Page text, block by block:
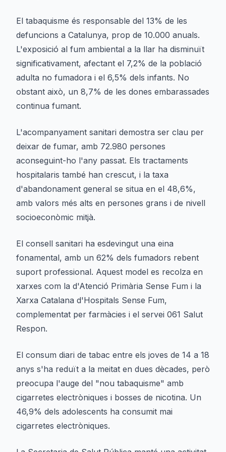
El tabaquisme és responsable del 13% de les
defuncions a Catalunya, prop de 10.000 anuals.
L'exposició al fum ambiental a la llar ha disminuït
significativament, afectant el 7,2% de la població
adulta no fumadora i el 6,5% dels infants. No
obstant això, un 8,7% de les dones embarassades
continua fumant.
L'acompanyament sanitari demostra ser clau per
deixar de fumar, amb 72.980 persones
aconseguint-ho l'any passat. Els tractaments
hospitalaris també han crescut, i la taxa
d'abandonament general se situa en el 48,6%,
amb valors més alts en persones grans i de nivell
socioeconòmic mitjà.
El consell sanitari ha esdevingut una eina
fonamental, amb un 62% dels fumadors rebent
suport professional. Aquest model es recolza en
xarxes com la d'Atenció Primària Sense Fum i la
Xarxa Catalana d'Hospitals Sense Fum,
complementat per farmàcies i el servei 061 Salut
Respon.
El consum diari de tabac entre els joves de 14 a 18
anys s'ha reduït a la meitat en dues dècades, però
preocupa l'auge del "nou tabaquisme" amb
cigarretes electròniques i bosses de nicotina. Un
46,9% dels adolescents ha consumit mai
cigarretes electròniques.